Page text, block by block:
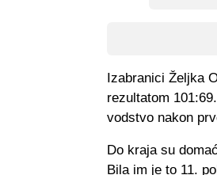
Izabranici Željka
rezultatom
vodstvo nakon
Do kraja su
Bila im je to 11.